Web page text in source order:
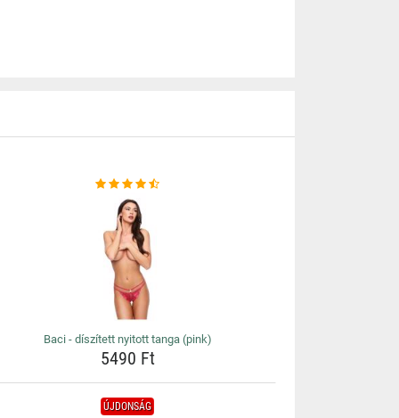
Baci - díszített nyitott tanga (pink)
5490 Ft
ÚJDONSÁG